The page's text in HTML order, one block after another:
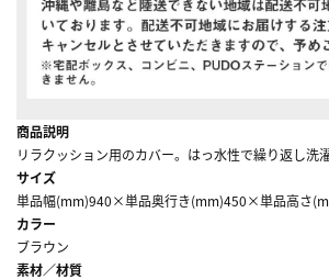
商品説明
リラクッション用のカバー。はっ水性で繰り返し洗濯
サイズ
単品幅(mm)940×単品奥行き(mm)450×単品高さ
カラー
ブラウン
素材／材質